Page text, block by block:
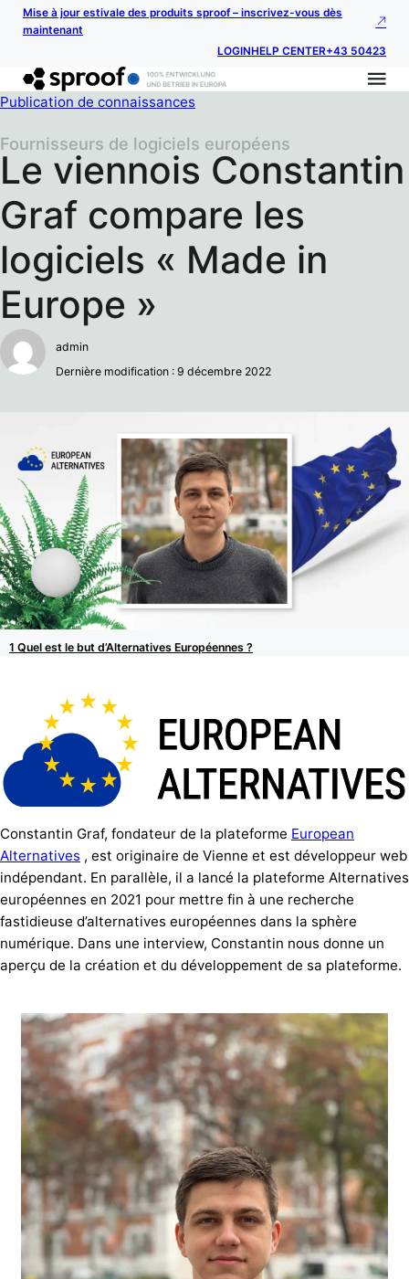
Mise à jour estivale des produits sproof – inscrivez-vous dès
maintenant
LOGINHELP CENTER+43 50423
Publication de connaissances
Le viennois Constantin
Graf compare les
logiciels « Made in
Europe »
Fournisseurs de logiciels européens
admin
Dernière modification : 9 décembre 2022
Quel est le but d’Alternatives Européennes ?
Constantin Graf, fondateur de la plateforme European
Alternatives , est originaire de Vienne et est développeur web
indépendant. En parallèle, il a lancé la plateforme Alternatives
européennes en 2021 pour mettre fin à une recherche
fastidieuse d’alternatives européennes dans la sphère
numérique. Dans une interview, Constantin nous donne un
aperçu de la création et du développement de sa plateforme.